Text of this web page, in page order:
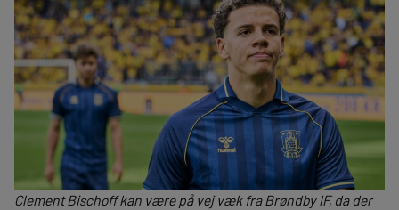
Clement Bischoff kan være på vej væk fra Brøndby IF, da der